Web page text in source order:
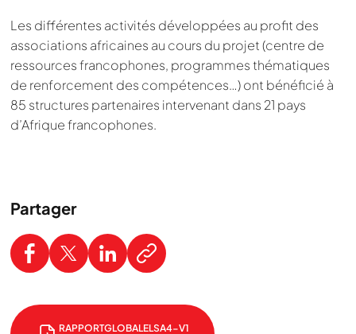
Les différentes activités développées au profit des
associations africaines au cours du projet (centre de
ressources francophones, programmes thématiques
de renforcement des compétences…) ont bénéficié à
85 structures partenaires intervenant dans 21 pays
d’Afrique francophones.
Partager
RAPPORTGLOBALELSA4-V1